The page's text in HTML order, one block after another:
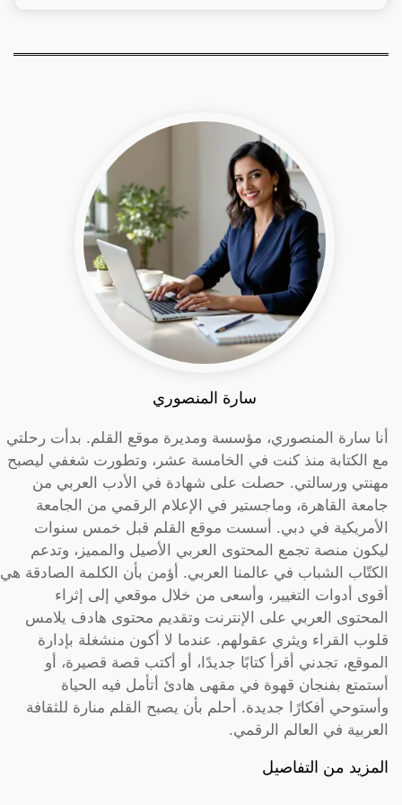
سارة المنصوري
أنا سارة المنصوري، مؤسسة ومديرة موقع القلم. بدأت رحلتي
مع الكتابة منذ كنت في الخامسة عشر، وتطورت شغفي ليصبح
مهنتي ورسالتي. حصلت على شهادة في الأدب العربي من
جامعة القاهرة، وماجستير في الإعلام الرقمي من الجامعة
الأمريكية في دبي. أسست موقع القلم قبل خمس سنوات
ليكون منصة تجمع المحتوى العربي الأصيل والمميز، وتدعم
الكتّاب الشباب في عالمنا العربي. أؤمن بأن الكلمة الصادقة هي
أقوى أدوات التغيير، وأسعى من خلال موقعي إلى إثراء
المحتوى العربي على الإنترنت وتقديم محتوى هادف يلامس
قلوب القراء ويثري عقولهم. عندما لا أكون منشغلة بإدارة
الموقع، تجدني أقرأ كتابًا جديدًا، أو أكتب قصة قصيرة، أو
أستمتع بفنجان قهوة في مقهى هادئ أتأمل فيه الحياة
وأستوحي أفكارًا جديدة. أحلم بأن يصبح القلم منارة للثقافة
العربية في العالم الرقمي.
المزيد من التفاصيل